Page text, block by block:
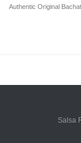
Authentic Original
Salsa